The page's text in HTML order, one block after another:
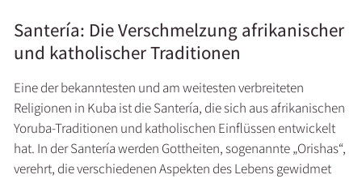
Santería: Die Verschmelzung afrikanischer
und katholischer Traditionen
Eine der bekanntesten und am weitesten verbreiteten
Religionen in Kuba ist die Santería, die sich aus afrikanischen
Yoruba-Traditionen und katholischen Einflüssen entwickelt
hat. In der Santería werden Gottheiten, sogenannte „Orishas“,
verehrt, die verschiedenen Aspekten des Lebens gewidmet